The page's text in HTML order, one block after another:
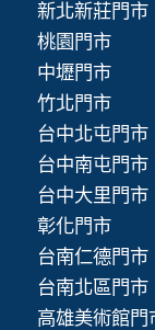
新北新莊門市
桃園門市
中壢門市
竹北門市
台中北屯門市
台中南屯門市
台中大里門市
彰化門市
台南仁德門市
台南北區門市
高雄美術館門